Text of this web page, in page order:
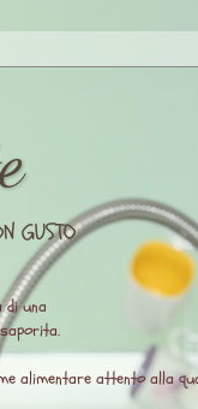
GUSTO
una
alimentare attento alla